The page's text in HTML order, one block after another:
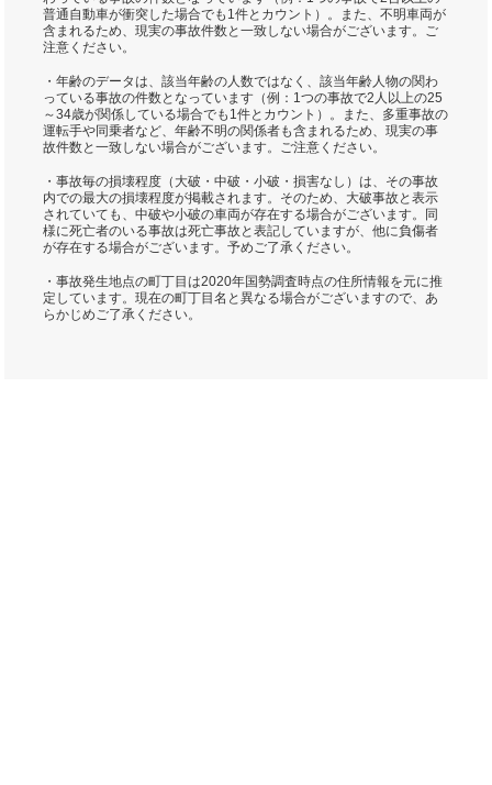
普通自動車が衝突した場合でも1件とカウント）。また、不明車両が
含まれるため、現実の事故件数と一致しない場合がございます。ご
注意ください。
・年齢のデータは、該当年齢の人数ではなく、該当年齢人物の関わ
っている事故の件数となっています（例：1つの事故で2人以上の25
～34歳が関係している場合でも1件とカウント）。また、多重事故の
運転手や同乗者など、年齢不明の関係者も含まれるため、現実の事
故件数と一致しない場合がございます。ご注意ください。
・事故毎の損壊程度（大破・中破・小破・損害なし）は、その事故
内での最大の損壊程度が掲載されます。そのため、大破事故と表示
されていても、中破や小破の車両が存在する場合がございます。同
様に死亡者のいる事故は死亡事故と表記していますが、他に負傷者
が存在する場合がございます。予めご了承ください。
・事故発生地点の町丁目は2020年国勢調査時点の住所情報を元に推
定しています。現在の町丁目名と異なる場合がございますので、あ
らかじめご了承ください。